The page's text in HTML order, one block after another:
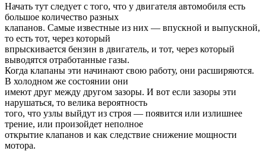
Начать тут следует с того, что у двигателя автомобиля есть
большое количество разных
клапанов. Самые известные из них — впускной и выпускной,
то есть тот, через который
впрыскивается бензин в двигатель, и тот, через который
выводятся отработанные газы.
Когда клапаны эти начинают свою работу, они расширяются.
В холодном же состоянии они
имеют друг между другом зазоры. И вот если зазоры эти
нарушаться, то велика вероятность
того, что узлы выйдут из строя — появится или излишнее
трение, или произойдет неполное
открытие клапанов и как следствие снижение мощности
мотора.